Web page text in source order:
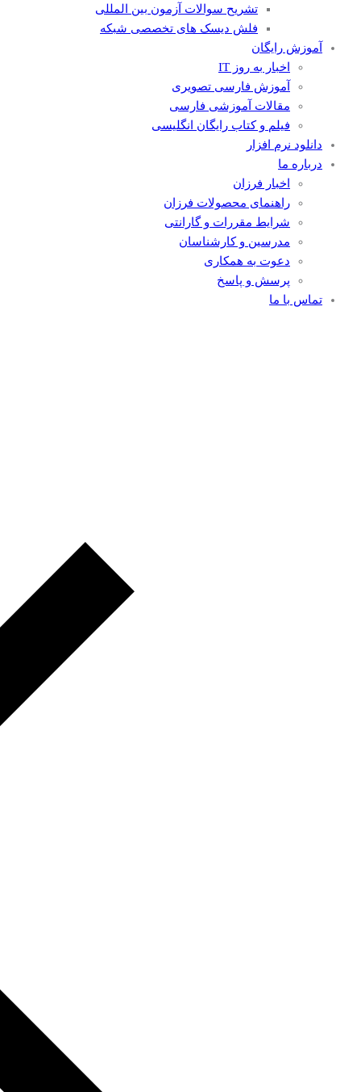
تشریح سوالات آزمون بین المللی
فلش دیسک های تخصصی شبکه
آموزش رایگان
اخبار به روز IT
آموزش فارسی تصویری
مقالات آموزشی فارسی
فیلم و کتاب رایگان انگلیسی
دانلود نرم افزار
درباره ما
اخبار فرزان
راهنمای محصولات فرزان
شرایط مقررات و گارانتی
مدرسین و کارشناسان
دعوت به همکاری
پرسش و پاسخ
تماس با ما